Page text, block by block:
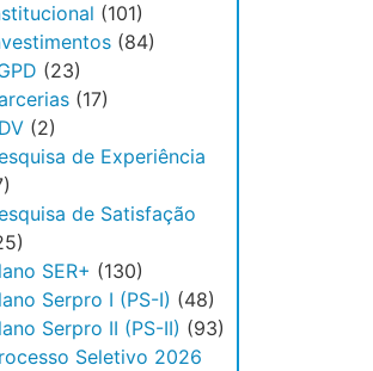
(101)
(84)
(23)
(17)
(2)
de Experiência
de Satisfação
SER+ (130)
Serpro I (PS-I) (48)
Serpro II (PS-II) (93)
Seletivo 2026